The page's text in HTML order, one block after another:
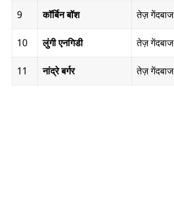
9 कॉर्बिन बॉश तेज़ गेंदबाज
10 लुंगी एनगिडी तेज़ गेंदबाज
11 नांद्रे बर्गर तेज़ गेंदबाज